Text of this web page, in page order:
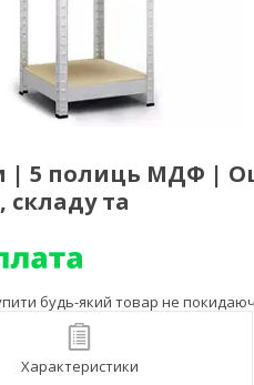
| 5 полиць МДФ |
та
будь-який товар не
Характеристики